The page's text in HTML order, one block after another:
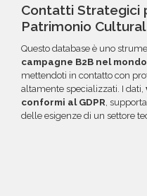
Contatti Strategici
Patrimonio
Questo database è uno
campagne B2B nel
mettendoti in contatto con
altamente specializzati. I dati,
conformi al GDPR,
delle esigenze di un settore